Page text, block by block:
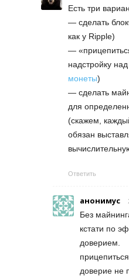
Есть три
— сделать
как у Ripple)
—
надстройку
монеты)
— сделать
для
(скажем,
обязан
Ответить
анонимус
Без
кстати по
доверием.
доверие не